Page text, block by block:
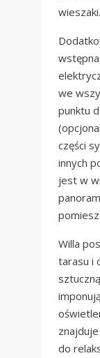
wieszaki.
we
punktu
części
innych
jest w
Willa
tarasu i
do